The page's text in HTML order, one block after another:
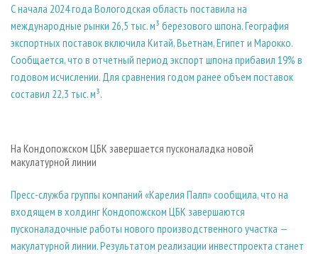
С начала 2024 года Вологодская область поставила на
международные рынки 26,5 тыс. м³ березового шпона. География
экспортных поставок включила Китай, Вьетнам, Египет и Марокко.
Сообщается, что в отчетный период экспорт шпона прибавил 19% в
годовом исчислении. Для сравнения годом ранее объем поставок
составил 22,3 тыс. м³.
На Кондопожском ЦБК завершается пусконаладка новой
макулатурной линии
Пресс-служба группы компаний «Карелия Палп» сообщила, что на
входящем в холдинг Кондопожском ЦБК завершаются
пусконаладочные работы нового производственного участка —
макулатурной линии. Результатом реализации инвестпроекта станет